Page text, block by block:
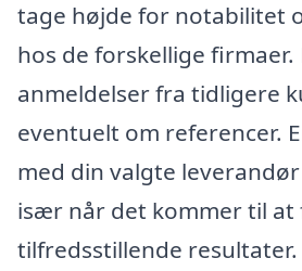
tage højde for notabilitet
hos de forskellige firmaer.
anmeldelser fra tidligere
eventuelt om referencer.
med din valgte
især når det kommer til at
tilfredsstillende